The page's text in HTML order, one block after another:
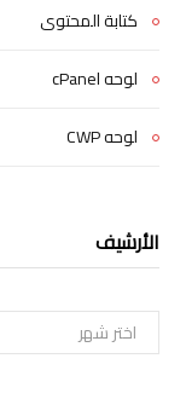
كتابة المحتوى
لوحه cPanel
لوحه CWP
الأرشيف
الأرشيف